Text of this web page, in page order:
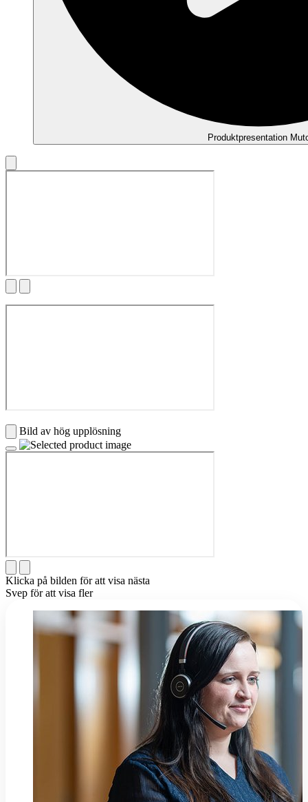
Produktpresentation
Bild av hög upplösning
Klicka på bilden för att visa nästa
Svep för att visa fler